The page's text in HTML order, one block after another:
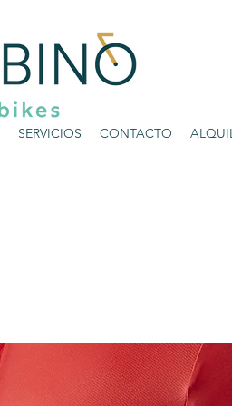
SERVICIOS CONTACTO